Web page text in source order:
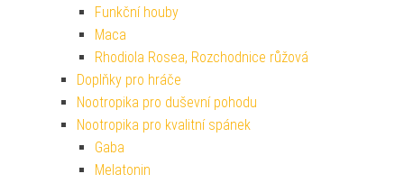
Funkční houby
Maca
Rhodiola Rosea, Rozchodnice růžová
Doplňky pro hráče
Nootropika pro duševní pohodu
Nootropika pro kvalitní spánek
Gaba
Melatonin